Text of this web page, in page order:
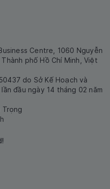
Centre, 1060 Nguyễn
phố Hồ Chí Minh, Việt
do Sở Kế Hoạch và
đầu ngày 14 tháng 02 năm
Trọng